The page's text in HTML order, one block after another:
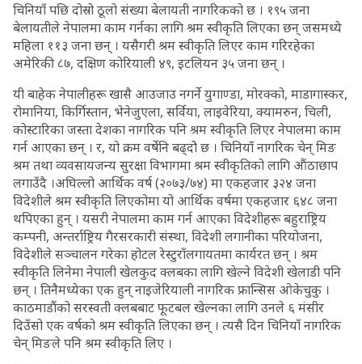
चिनियाँ पछि दोस्रो ठूलो संख्या बेलायती नागरिकको छ । १९५ जना
बेलायतीले नेपालमा काम गर्नका लागि श्रम स्वीकृति लिएका छन् जसमध्ये
महिला ११३ जना छन् । यसैगरी श्रम स्वीकृति लिएर काम गरिरहेका
अमेरिकी ८७, दक्षिण कोरियाली ४९, इटलियन ३५ जना छन् ।
यी बाहेक नेपालीहरू खासै आउजाउ नगर्ने युगाण्डा, मोरक्को, माडागास्कर,
रोमानिया, किर्गिस्तान, भेनेजुएला, सर्विया, लाइवेरिया, क्यामरुन, चिली,
कोस्टारिका जस्ता देशका नागरिक पनि श्रम स्वीकृति लिएर नेपालमा काम
गर्न आएका छन् । र, यो क्रम वर्षेनि बढ्दोे छ । चिनियाँ नागरिक चेन् मिङ
श्रम तथा व्यवसायजन्य सुरक्षा विभागमा श्रम स्वीकृतिको लागि औंठाछाप
लगाउँदै ।अघिल्लो आर्थिक वर्ष (२०७३/७४) मा एकहजार ३२४ जना
विदेशीले श्रम स्वीकृति लिएकोमा यो आर्थिक वर्षमा एकहजार ६४८ जना
थपिएका हुन् । यसरी नेपालमा काम गर्न आएका विदेशीहरू बहुराष्ट्रिय
कम्पनी, अन्तर्राष्ट्रिय गैरसरकारी संस्था, विदेशी लगानीका परियोजना,
विदेशीले सञ्चालन गरेका होटल रेस्टुराँलगायतमा कार्यरत छन् । श्रम
स्वीकृति लिनेमा नेपाली खेलकुद क्लबका लागि खेल्ने विदेशी खेलाडी पनि
छन् । तिनैमध्येका एक हुन् नाइजेरियाली नागरिक फ्रान्सिस ओकेचुकु ।
काठमाडौंको सरस्वती क्लबबाट फूटबल खेल्नका लागि उनले ६ मंसीर
दिउँसो एक वर्षको श्रम स्वीकृति लिएका छन् । त्यसै दिन चिनियाँ नागरिक
चेन् मिङले पनि श्रम स्वीकृति लिए ।